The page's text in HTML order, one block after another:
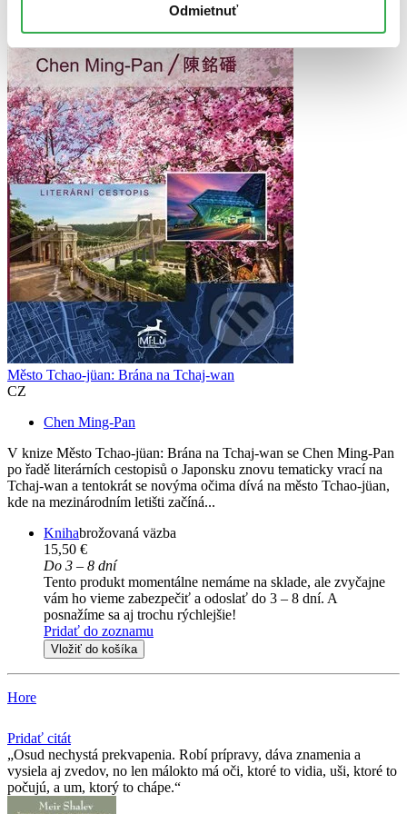
Odmietnuť
Město Tchao-jüan: Brána na Tchaj-wan
CZ
Chen Ming-Pan
V knize Město Tchao-jüan: Brána na Tchaj-wan se Chen Ming-Pan
po řadě literárních cestopisů o Japonsku znovu tematicky vrací na
Tchaj-wan a tentokrát se novýma očima dívá na město Tchao-jüan,
kde na mezinárodním letišti začíná...
Knihabrožovaná väzba
15,50 €
Do 3 – 8 dní
Tento produkt momentálne nemáme na sklade, ale zvyčajne
vám ho vieme zabezpečiť a odoslať do 3 – 8 dní. A
posnažíme sa aj trochu rýchlejšie!
Pridať do zoznamu
Vložiť do košíka
Hore
Pridať citát
Osud nechystá prekvapenia. Robí prípravy, dáva znamenia a
vysiela aj zvedov, no len málokto má oči, ktoré to vidia, uši, ktoré to
počujú, a um, ktorý to chápe.